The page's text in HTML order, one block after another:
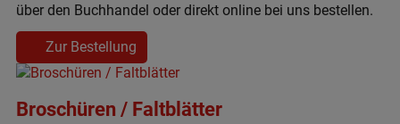
über den Buchhandel oder direkt online bei uns bestellen.
Zur Bestellung
Broschüren / Faltblätter